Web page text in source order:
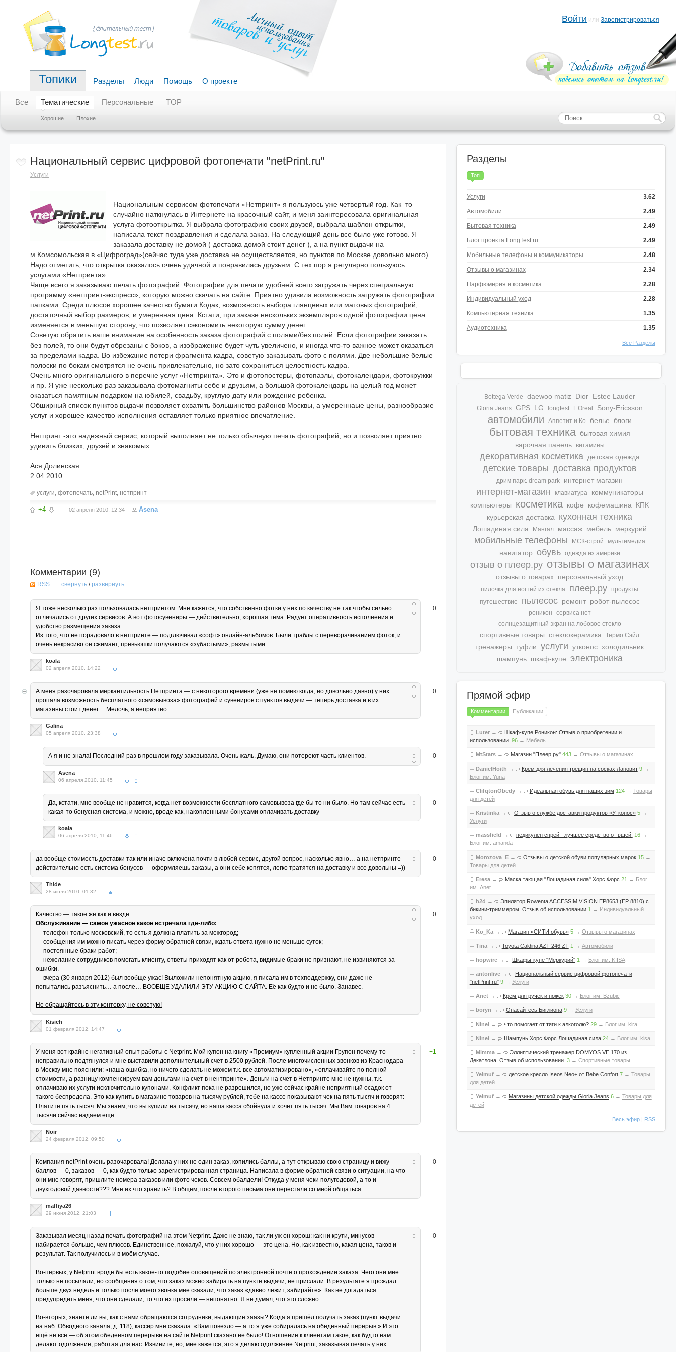
Войти или Зарегистрироваться
Топики Разделы Люди Помощь О проекте
Все Тематические
Хорошие Плохие
Персональные TOP
Национальный сервис цифровой фотопечати "netPrint.ru"
Услуги
Национальным сервисом фотопечати «Нетпринт» я пользуюсь уже четвертый год. Как–то
случайно наткнулась в Интернете на красочный сайт, и меня заинтересовала оригинальная
услуга фотооткрытка. Я выбрала фотографию своих друзей, выбрала шаблон открытки,
написала текст поздравления и сделала заказ. На следующий день все было уже готово. Я
заказала доставку не домой ( доставка домой стоит денег ), а на пункт выдачи на
м.Комсомольская в «Цифроград»(сейчас туда уже доставка не осуществляется, но пунктов по Москве довольно много)
Надо отметить, что открытка оказалось очень удачной и понравилась друзьям. С тех пор я регулярно пользуюсь
услугами «Нетпринта».
Чаще всего я заказываю печать фотографий. Фотографии для печати удобней всего загружать через специальную
программу «нетпринт-экспресс», которую можно скачать на сайте. Приятно удивила возможность загружать фотографии
папками. Среди плюсов хорошее качество бумаги Кодак, возможность выбора глянцевых или матовых фотографий,
достаточный выбор размеров, и умеренная цена. Кстати, при заказе нескольких экземпляров одной фотографии цена
изменяется в меньшую сторону, что позволяет сэкономить некоторую сумму денег.
Советую обратить ваше внимание на особенность заказа фотографий с полями/без полей. Если фотографии заказать
без полей, то они будут обрезаны с боков, а изображение будет чуть увеличено, и иногда что-то важное может оказаться
за пределами кадра. Во избежание потери фрагмента кадра, советую заказывать фото с полями. Две небольшие белые
полоски по бокам смотрятся не очень привлекательно, но зато сохраниться целостность кадра.
Очень много оригинального в перечне услуг «Нетпринта». Это и фотопостеры, фотопазлы, фотокалендари, фотокружки
и пр. Я уже несколько раз заказывала фотомагниты себе и друзьям, а большой фотокалендарь на целый год может
оказаться памятным подарком на юбилей, свадьбу, круглую дату или рождение ребенка.
Обширный список пунктов выдачи позволяет охватить большинство районов Москвы, а умереннаые цены, разнообразие
услуг и хорошее качество исполнения оставляет только приятное впечатление.
Нетпринт -это надежный сервис, который выполняет не только обычную печать фотографий, но и позволяет приятно
удивить близких, друзей и знакомых.
Ася Долинская
2.04.2010
услуги, фотопечать, netPrint, нетпринт
+4 02 апреля 2010, 12:34 Asena
Комментарии (9)
RSS свернуть /развернуть
Я тоже несколько раз пользовалась нетпринтом. Мне кажется, что собственно фотки у них по качеству не так чтобы сильно
отличались от других сервисов. А вот фотосувениры — действительно, хорошая тема. Радует оперативность исполнения и
удобство размещения заказа.
Из того, что не порадовало в нетпринте — подглючивал «софт» онлайн-альбомов. Были траблы с переворачиванием фоток, и
очень некрасиво он сжимает, превьюшки получаются «зубастыми», размытыми
0
koala
02 апреля 2010, 14:22
А меня разочаровала меркантильность Нетпринта — с некоторого времени (уже не помню когда, но довольно давно) у них
пропала возможность бесплатного «самовывоза» фотографий и сувениров с пунктов выдачи — теперь доставка и в их
магазины стоит денег… Мелочь, а неприятно.
0
Galina
05 апреля 2010, 23:38
А я и не знала! Последний раз в прошлом году заказывала. Очень жаль. Думаю, они потереют часть клиентов. 0
Asena
06 апреля 2010, 11:45 ↑
Да, кстати, мне вообще не нравится, когда нет возможности бесплатного самовывоза где бы то ни было. Но там сейчас есть
какая-то бонусная система, и можно, вроде как, накопленными бонусами оплачивать доставку
0
koala
06 апреля 2010, 11:46 ↑
да вообще стоимость доставки так или иначе включена почти в любой сервис, другой вопрос, насколько явно… а на нетпринте
действительно есть система бонусов — оформляешь заказы, а они себе копятся, легко тратятся на доставку и все довольны =))
0
Thide
28 июля 2010, 01:32
Качество — такое же как и везде.
Обслуживание — самое ужасное какое встречала где-либо:
— телефон только московский, то есть я должна платить за межгород;
— сообщения им можно писать через форму обратной связи, ждать ответа нужно не меньше суток;
— постоянные браки работ;
— нежелание сотрудников помогать клиенту, ответы приходят как от робота, видимые браки не признают, не извиняются за
ошибки.
— вчера (30 января 2012) был вообще ужас! Выложили непонятную акцию, я писала им в техподдержку, они даже не
попытались разъяснить… а после… ВООБЩЕ УДАЛИЛИ ЭТУ АКЦИЮ С САЙТА. Её как будто и не было. Занавес.
Не обращайтесь в эту конторку, не советую!
0
Kisich
01 февраля 2012, 14:47
У меня вот крайне негативный опыт работы с Netprint. Мой купон на книгу «Премиум» купленный акции Групон почему-то
неправильно подтянулся и мне выставили дополнительный счет в 2500 рублей. После многочисленных звонков из Краснодара
в Москву мне пояснили: «наша ошибка, но ничего сделать не можем т.к. все автоматизировано», «оплачивайте по полной
стоимости, а разницу компенсируем вам деньгами на счет в нентпринте». Деньги на счет в Нетпринте мне не нужны, т.к.
оплачиваю их услуги исключительно купонами. Конфликт пока не разрешился, но уже сейчас крайне неприятный осадок от
такого беспредела. Это как купить в магазине товаров на тысячу рублей, тебе на кассе показывают чек на пять тысяч и говорят:
Платите пять тысяч. Мы знаем, что вы купили на тысячу, но наша касса сбойнула и хочет пять тысяч. Мы Вам товаров на 4
тысячи сейчас надаем еще.
+1
Noir
24 февраля 2012, 09:50
Компания netPrint очень разочаровала! Делала у них не один заказ, копились баллы, а тут открываю свою страницу и вижу —
баллов — 0, заказов — 0, как будто только зарегистрированная страница. Написала в форме обратной связи о ситуации, на что
они мне говорят, пришлите номера заказов или фото чеков. Совсем обалдели! Откуда у меня чеки полугодовой, а то и
двухгодовой давности??? Мне их что хранить? В общем, после второго письма они перестали со мной общаться.
0
maffiya26
29 июня 2012, 21:03
Заказывал месяц назад печать фотографий на этом Netprint. Даже не знаю, так ли уж он хорош: как ни крути, минусов
набирается больше, чем плюсов. Единственное, пожалуй, что у них хорошо — это цена. Но, как известно, какая цена, таков и
результат. Так получилось и в моём случае.
Во-первых, у Netprint вроде бы есть какое-то подобие оповещений по электронной почте о прохождении заказа. Чего они мне
только не посылали, но сообщения о том, что заказ можно забирать на пункте выдачи, не прислали. В результате я прождал
больше двух недель и только после моего звонка мне сказали, что заказ «давно лежит, забирайте». Как не догадаться
предупредить меня, что они сделали, то что их просили — непонятно. Я не думал, что это сложно.
Во-вторых, знаете ли вы, как с нами обращаются сотрудники, выдающие заазы? Когда я пришёл получать заказ (пункт выдачи
на наб. Обводного канала, д. 118), кассир мне сказала: «Вам повезло — а то я уже собиралась на обеденный перерыв.» И это
ещё не всё — об этом обеденном перерыве на сайте Netprint сказано не было! Отношение к клиентам такое, как будто нам
делают одолжение, работая для нас. Извините, но, мне кажется, это я делаю одолжение Netprint, заказывая печать у них.
0
Разделы
Топ
3.62
Услуги
2.49
Автомобили
2.49
Бытовая техника
2.49
Блог проекта LongTest.ru
2.48
Мобильные телефоны и коммуникаторы
2.34
Отзывы о магазинах
2.28
Парфюмерия и косметика
2.28
Индивидуальный уход
1.35
Компьютерная техника
1.35
Аудиотехника
Все Разделы
Bottega Verde daewoo matiz Dior Estee Lauder
Gloria Jeans GPS LG longtest L’Oreal Sony-Ericsson
автомобили Аппетит и Ко белье блоги
бытовая техника бытовая химия
варочная панель
витамины
декоративная косметика детская одежда
детские товары доставка продуктов
дрим парк. dream park интернет магазин
интернет-магазин клавиатура
коммуникаторы
компьютеры
косметика кофе кофемашина
КПК
курьерская доставка
кухонная техника
Лошадиная сила Мангал массаж мебель меркурий
мобильные телефоны МСК-строй мультимедиа
навигатор обувь одежда из америки
отзыв о плеер.ру отзывы о магазинах
отзывы о товарах персональный уход
пилочка для ногтей из стекла плеер.ру
продукты
путешествие
пылесос ремонт робот-пылесос
роникон
сервиса нет
солнцезащитный экран на лобовое стекло
спортивные товары стеклокерамика Термо Сэйл
тренажеры туфли услуги утконос холодильник
шампунь шкаф-купе электроника
Прямой эфир
Комментарии Публикации
Luter→
Шкаф-купе Роникон: Отзыв о приобретении и
использовании. 96→ Мебель
MtStars→ Магазин "Плеер.ру" 443→ Отзывы о магазинах
DanielHoith → Крем для лечения трещин на сосках Лановит 9→
Блог им. Yuna
ClifqtonObedy→ Идеальная обувь для наших зим 124→ Товары
для детей
Kristinka→ Отзыв о службе доставки продуктов «Утконос» 5→
Услуги
massfield → педикулен спрей - лучшее средство от вшей! 16→
Блог им. amanda
Morozova_E→ Отзывы о детской обуви популярных марок 15→
Товары для детей
Eresa→ Маска тающая "Лошадиная сила" Хорс Форс 21 → Блог
им. Anet
h2d →
Эпилятор Rowenta ACCESSIM VISION EP8653 (EP 8810) с
бикини-триммером. Отзыв об использовании 1 → Индивидуальный
уход
Ko_Ka→ Магазин «СИТИ обувь» 5→ Отзывы о магазинах
Tina→ Toyota Caldina AZT 246 ZT 1 → Автомобили
hopwire→ Шкафы-купе "Меркурий" 1 → Блог им. KIISA
antonlive→
Национальный сервис цифровой фотопечати
"netPrint.ru" 9→ Услуги
Anet→ Крем для ручек и ножек 30→ Блог им. Bzubic
boryn → Опасайтесь Биглиона 9→ Услуги
Ninel→ что помогает от тяги к алкоголю? 29→ Блог им. kira
Ninel→ Шампунь Хорс Форс Лошадиная сила 24→ Блог им. kisa
Mimma→
Эллиптический тренажер DOMYOS VE 170 из
Декатлона. Отзыв об использовании. 3→ Спортивные товары
Yelmuf→ детское кресло Iseos Neo+ от Bebe Confort 7→ Товары
для детей
Yelmuf→ Магазины детской одежды Gloria Jeans 6→ Товары для
детей
Весь эфир| RSS